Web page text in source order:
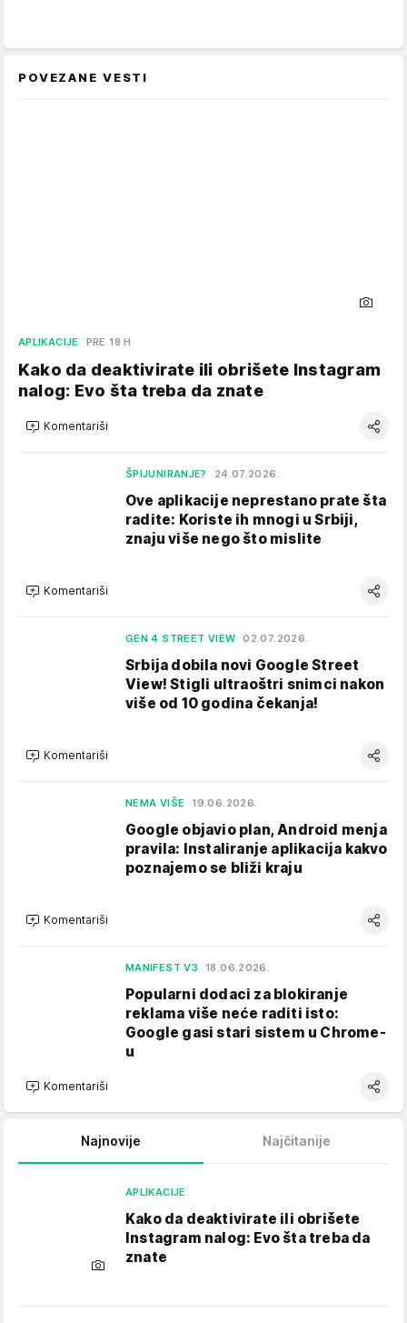
POVEZANE VESTI
APLIKACIJE PRE 18 H
Kako da deaktivirate ili obrišete Instagram
nalog: Evo šta treba da znate
Komentariši
ŠPIJUNIRANJE? 24.07.2026.
Ove aplikacije neprestano prate šta
radite: Koriste ih mnogi u Srbiji,
znaju više nego što mislite
Komentariši
GEN 4 STREET VIEW 02.07.2026.
Srbija dobila novi Google Street
View! Stigli ultraoštri snimci nakon
više od 10 godina čekanja!
Komentariši
NEMA VIŠE 19.06.2026.
Google objavio plan, Android menja
pravila: Instaliranje aplikacija kakvo
poznajemo se bliži kraju
Komentariši
MANIFEST V3 18.06.2026.
Popularni dodaci za blokiranje
reklama više neće raditi isto:
Google gasi stari sistem u Chrome-
u
Komentariši
Najnovije Najčitanije
APLIKACIJE
Kako da deaktivirate ili obrišete
Instagram nalog: Evo šta treba da
znate